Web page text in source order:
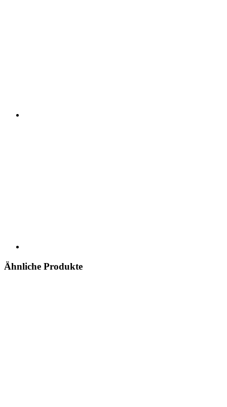
Ähnliche Produkte